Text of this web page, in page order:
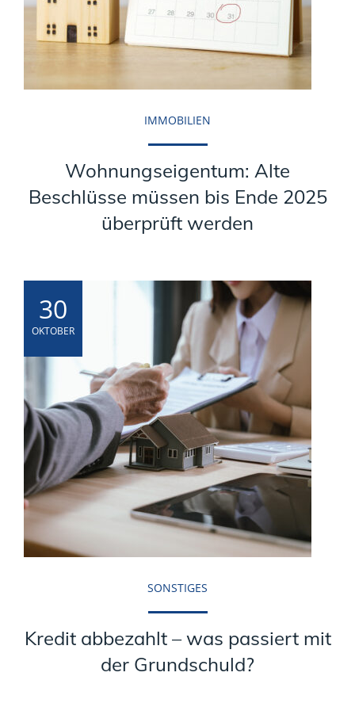
IMMOBILIEN
Wohnungseigentum: Alte
Beschlüsse müssen bis Ende 2025
überprüft werden
30
OKTOBER
SONSTIGES
Kredit abbezahlt – was passiert mit
der Grundschuld?